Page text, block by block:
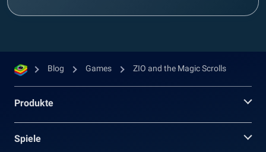
Blog Games ZIO and the Magic Scrolls
Produkte
Spiele